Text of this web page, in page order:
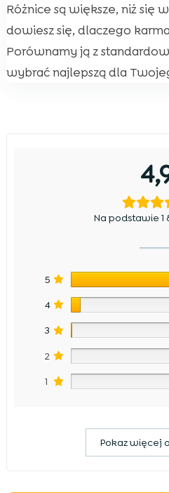
Różnice są większe, niż się
dowiesz się, dlaczego
Porównamy ją z
wybrać najlepszą dla
Na podstawie 1
5
4
3
2
1
Pokaz więcej